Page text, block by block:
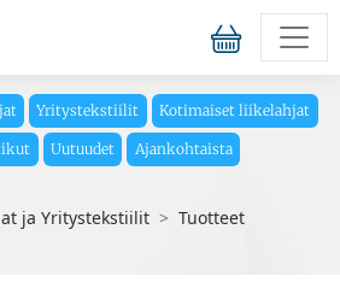
Yritystekstiilit Kotimaiset liikelahjat
Uutuudet Ajankohtaista
ja Yritystekstiilit
Tuotteet